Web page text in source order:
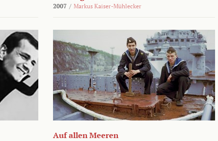
2007 / Markus Kaiser-Mühlecker
Auf allen Meeren